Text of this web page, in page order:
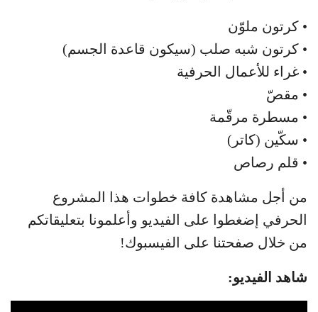
• كرتون ملوّن
• كرتون شبه صلب (سيكون قاعدة الجسم)
• غراء للأعمال الحرفية
• مقصّ
• مسطرة مرقّمة
• سكّين (كاتر)
• قلم رصاص
من أجل مشاهدة كافة خطوات هذا المشروع
الحرفي إضغطوا على الفيديو وأعلمونا بتعليقاتكم
من خلال صفحتنا على الفيسبوك!
شاهد الفيديو: